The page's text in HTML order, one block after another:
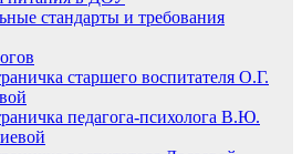
стандарты и требования
старшего воспитателя О.Г.
педагога-психолога В.Ю.